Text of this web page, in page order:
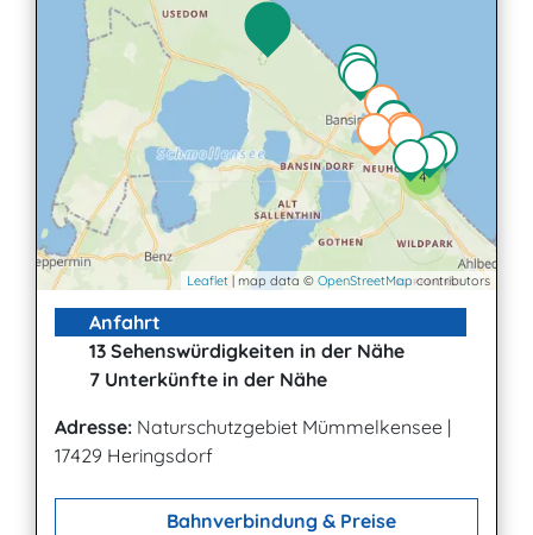
4
Leaflet | map data © OpenStreetMapcontributors
Anfahrt
13 Sehenswürdigkeiten in der Nähe
7 Unterkünfte in der Nähe
Adresse: Naturschutzgebiet Mümmelkensee |
17429 Heringsdorf
Bahnverbindung & Preise